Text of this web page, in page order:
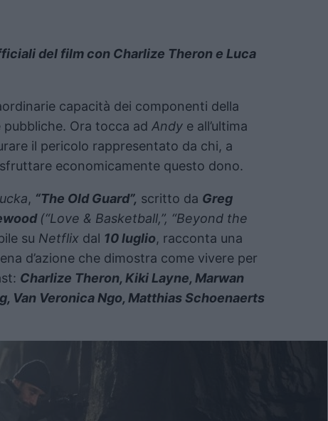
del film con Charlize Theron e Luca
capacità dei componenti della
Ora tocca ad Andy e all’ultima
il pericolo rappresentato da chi, a
economicamente questo dono.
, “The Old Guard”, scritto da Greg
(“Love & Basketball,”, “Beyond the
su Netflix dal 10 luglio, racconta una
d’azione che dimostra come vivere per
Charlize Theron, Kiki Layne, Marwan
Van Veronica Ngo, Matthias Schoenaerts